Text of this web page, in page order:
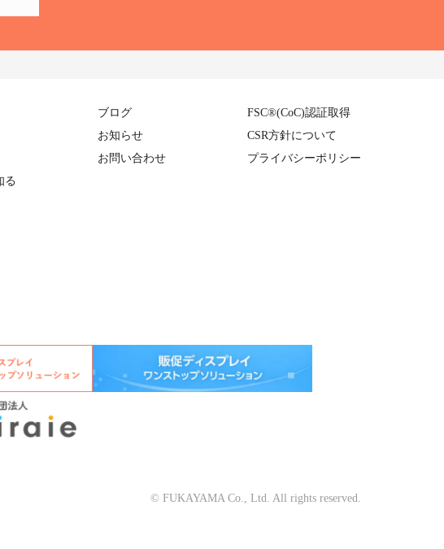
る
ブログ
お知らせ
お問い合わせ
FSC®(CoC)認証取得
CSR方針について
プライバシーポリシー
© FUKAYAMA Co., Ltd. All rights reserved.